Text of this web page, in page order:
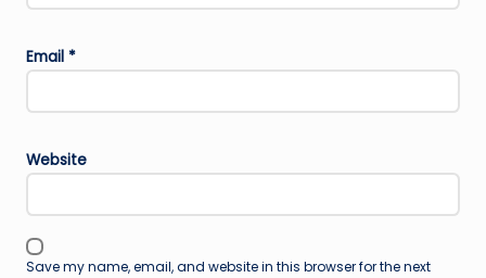
Email *
Website
Save my name, email, and website in this browser for the next